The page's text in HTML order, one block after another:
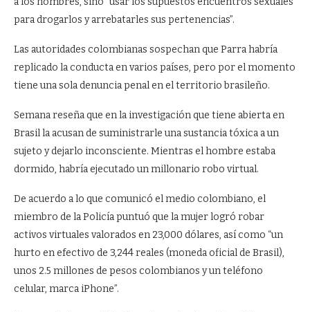
para drogarlos y arrebatarles sus pertenencias”.
Las autoridades colombianas sospechan que Parra habría
replicado la conducta en varios países, pero por el momento
tiene una sola denuncia penal en el territorio brasileño.
Semana reseña que en la investigación que tiene abierta en
Brasil la acusan de suministrarle una sustancia tóxica a un
sujeto y dejarlo inconsciente. Mientras el hombre estaba
dormido, habría ejecutado un millonario robo virtual.
De acuerdo a lo que comunicó el medio colombiano, el
miembro de la Policía puntuó que la mujer logró robar
activos virtuales valorados en 23,000 dólares, así como “un
hurto en efectivo de 3,244 reales (moneda oficial de Brasil),
unos 2.5 millones de pesos colombianos y un teléfono
celular, marca iPhone”.